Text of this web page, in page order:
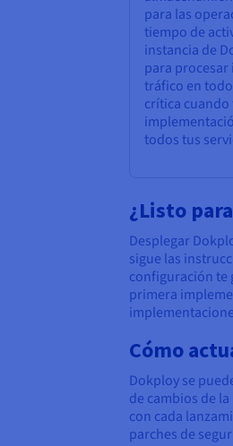
para las
tiempo de
instancia de
para
tráfico en
crítica
todos tus
¿Listo
Desplegar
sigue las
configuración te
primera
Cómo
Dokploy se
de cambios de
con cada
parches de